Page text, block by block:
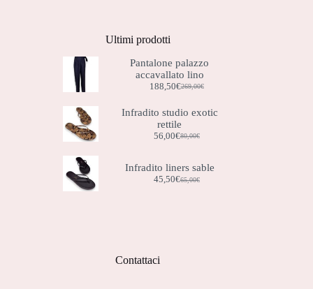
Ultimi prodotti
Pantalone palazzo
accavallato lino
269,00€
Il
originale
era:
269,00€.
188,50€
Il
attuale
è:
188,50€.
Infradito studio exotic
rettile
80,00€
Il
originale
era:
80,00€.
56,00€
Il
attuale
è:
56,00€.
Infradito liners sable
65,00€
Il
45,50€
Il
Contattaci